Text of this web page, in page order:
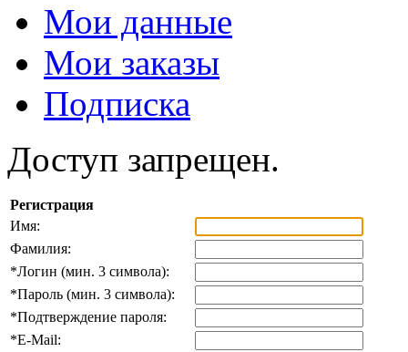
Мои данные
Мои заказы
Подписка
Доступ запрещен.
Регистрация
Имя:
Фамилия:
*Логин (мин. 3 символа):
*Пароль (мин. 3 символа):
*Подтверждение пароля:
*E-Mail: